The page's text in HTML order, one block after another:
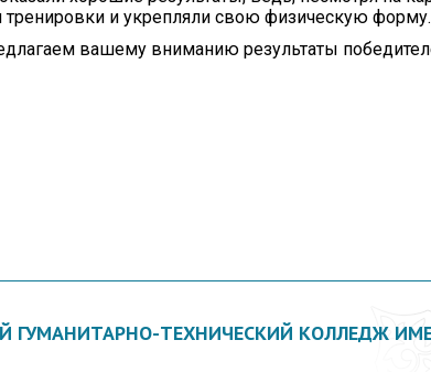
тренировки и укрепляли свою физическую форму.
вашему вниманию результаты
ГУМАНИТАРНО-ТЕХНИЧЕСКИЙ КОЛЛЕДЖ